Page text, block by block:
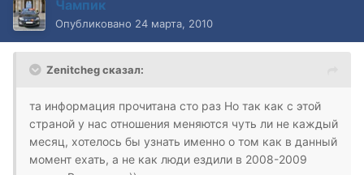
Чампик
Опубликовано 24 марта, 2010
Zenitcheg сказал:
та информация прочитана сто раз Но так как с этой
страной у нас отношения меняются чуть ли не каждый
месяц, хотелось бы узнать именно о том как в данный
момент ехать, а не как люди ездили в 2008-2009